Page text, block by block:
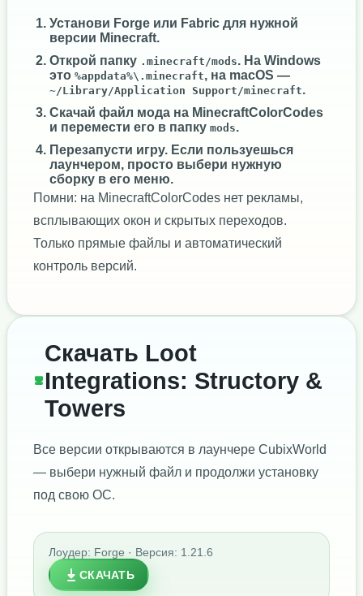
Установи Forge или Fabric для нужной
версии Minecraft.
Открой папку .minecraft/mods. На Windows
это %appdata%\.minecraft, на macOS —
~/Library/Application Support/minecraft.
Скачай файл мода на MinecraftColorCodes
и перемести его в папку mods.
Перезапусти игру. Если пользуешься
лаунчером, просто выбери нужную
сборку в его меню.
Помни: на MinecraftColorCodes нет рекламы,
всплывающих окон и скрытых переходов.
Только прямые файлы и автоматический
контроль версий.
Скачать Loot
Integrations: Structory &
Towers
Все версии открываются в лаунчере CubixWorld
— выбери нужный файл и продолжи установку
под свою ОС.
Лоудер: Forge · Версия: 1.21.6
СКАЧАТЬ